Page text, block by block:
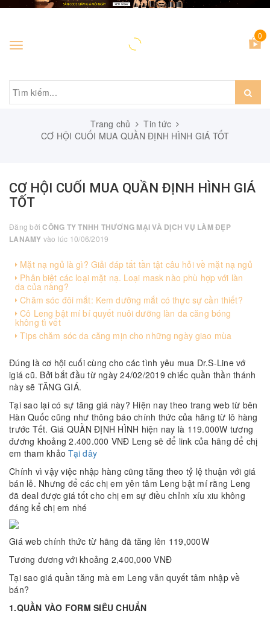
Toggle
0
Trang chủ
Tin tức
CƠ HỘI CUỐI MUA QUẦN ĐỊNH HÌNH GIÁ TỐT
CƠ HỘI CUỐI MUA QUẦN ĐỊNH HÌNH GIÁ
TỐT
Đăng bởiCÔNG TY TNHH THƯƠNG MẠI VÀ DỊCH VỤ LÀM ĐẸP
LANAMY vào lúc 10/06/2019
Mặt nạ ngủ là gì? Giải đáp tất tần tật câu hỏi về mặt nạ ngủ
Phân biệt các loại mặt nạ. Loại mask nào phù hợp với làn
da của nàng?
Chăm sóc đôi mắt: Kem dưỡng mắt có thực sự cần thiết?
Cô Leng bật mí bí quyết nuôi dưỡng làn da căng bóng
không tì vết
Tips chăm sóc da căng mịn cho những ngày giao mùa
Đúng là cơ hội cuối cùng cho các tình yêu mua Dr.S-Line vớ
igiá cũ. Bởi bắt đầu từ ngày 24/02/2019 chiếc quần thần thánh
này sẽ TĂNG GIÁ.
Tại sao lại có sự tăng giá này? Hiện nay theo trang web từ bên
Hàn Quốc cũng như thông báo chính thức của hãng từ lô hàng
trước Tết. Giá QUẦN ĐỊNH HÌNH hiện nay là 119.000W tương
đương khoảng 2.400.000 VNĐ Leng sẽ để link của hãng để chị
em tham khảoTại đây
Chính vì vậy việc nhập hàng cũng tăng theo tỷ lệ thuận với giá
bán lẻ. Nhưng để các chị em yên tâm Leng bật mí rằng Leng
đã deal được giá tốt cho chị em sự điều chỉnh xíu xiu không
đáng kể chị em nhé
Giá web chính thức từ hãng đã tăng lên 119,000W
Tương đương với khoảng 2,400,000 VNĐ
Tại sao giá quần tăng mà em Leng vẫn quyết tâm nhập về
bán?
1.QUẦN VÀO FORM SIÊU CHUẨN